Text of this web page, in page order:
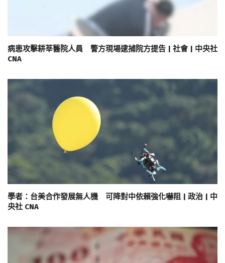
病患攻擊耕莘醫院人員 警方現場逮捕院方提告 | 社會 | 中央社
CNA
學者：台美合作發展無人機 可降對中依賴強化嚇阻 | 政治 | 中
央社 CNA